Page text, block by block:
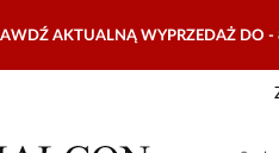
AKTUALNĄ WYPRZEDAŻ DO -